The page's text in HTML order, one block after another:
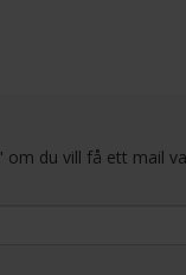
om du vill få ett mail